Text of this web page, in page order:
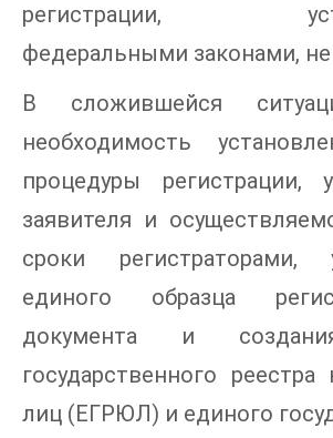
регистрации,
федеральными законами,
В сложившейся
необходимость
процедуры регистрации,
заявителя и
сроки регистраторами,
единого образца
документа и
государственного
лиц (ЕГРЮЛ) и единого